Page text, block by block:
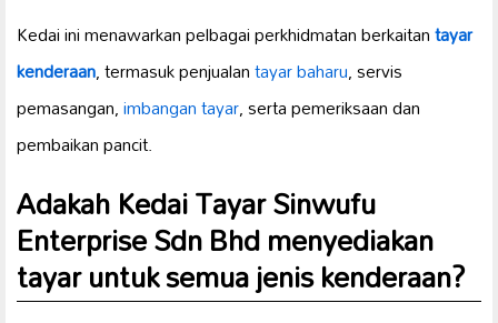
Kedai ini menawarkan pelbagai perkhidmatan berkaitantayar
kenderaan, termasuk penjualantayar baharu, servis
pemasangan,imbangan tayar, serta pemeriksaan dan
pembaikan pancit.
Adakah Kedai Tayar Sinwufu
Enterprise Sdn Bhd menyediakan
tayar untuk semua jenis kenderaan?